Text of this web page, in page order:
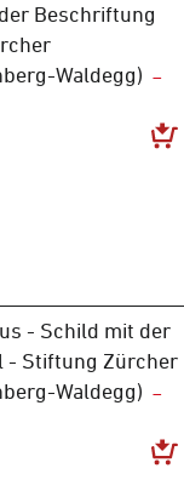
Beschriftung
Waldegg)
- Schild mit der
- Stiftung Zürcher
Waldegg)